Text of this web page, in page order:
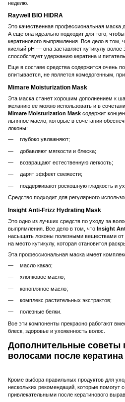
неделю.
Raywell BIO HIDRA
Это качественная профессиональная маска
А еще она идеально подходит для того,
кератинового выпрямления. Все дело в том,
кислый рН — она заставляет кутикулу волос
способствует удержанию кератина и
Еще в составе средства содержится очень
впитывается, не является комедогенным,
Mimare Moisturization Mask
Эта маска станет хорошим дополнением к
желанию ее можно использовать и в
Mimare Moisturization Mask содержит
льняное масло, которые в сочетании
локоны:
глубоко увлажняют;
добавляют мягкости и блеска;
возвращают естественную легкость;
дарят эффект свежести;
поддерживают роскошную гладкость и
Средство подходит для регулярного
Insight Anti-Frizz Hydrating Mask
Это одно из лучших средств по уходу за
выпрямления. Все дело в том, что Insight
насыщать локоны полезными веществами от
на место кутикулу, которая становится
Эта профессиональная маска имеет
масло какао;
хлопковое масло;
конопляное масло;
комплекс растительных экстрактов;
полезные белки.
Все эти компоненты прекрасно работают
блеск, здоровье и ухоженность волос.
Дополнительные советы
волосами после кератина
Кроме выбора правильных продуктов для
нескольких рекомендаций, которые помогут
привлекательными после кератинового